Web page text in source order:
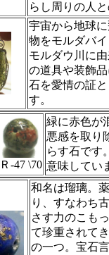
らし周りの人
宇宙から地球
物をモルダバ
モルダウ川に
の道具や装飾
石を愛情の証
す。
Ｒ‐47 \70
緑に赤色が
悪感を取り
らす石です
意味してい
和名は瑠璃。
り、すなわち
さす力のこも
て珍重されて
の一つ。宝石